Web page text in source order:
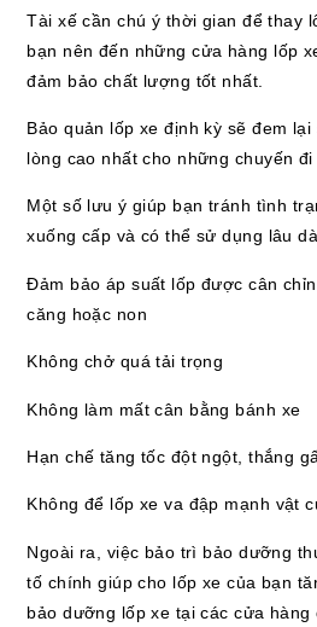
Tài xế cần chú ý thời gian để thay
bạn nên đến những cửa hàng lốp
đảm bảo chất lượng tốt nhất.
Bảo quản lốp xe định kỳ sẽ đem
lòng cao nhất cho những chuyến đi
Một số lưu ý giúp bạn tránh tình
xuống cấp và có thể sử dụng lâu
Đảm bảo áp suất lốp được cân
căng hoặc non
Không chở quá tải trọng
Không làm mất cân bằng bánh xe
Hạn chế tăng tốc đột ngột, thắng
Không để lốp xe va đập mạnh vật
Ngoài ra, việc bảo trì bảo dưỡng
tố chính giúp cho lốp xe của bạn
bảo dưỡng lốp xe tại các cửa hàng